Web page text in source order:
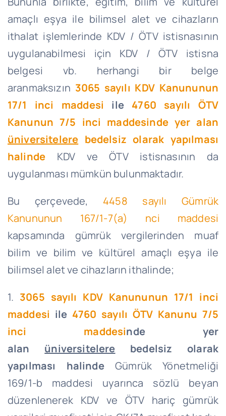
amaçlı eşya ile bilimsel alet ve cihazların
ithalat işlemlerinde KDV / ÖTV istisnasının
uygulanabilmesi için KDV / ÖTV istisna
belgesi vb. herhangi bir belge
aranmaksızın 3065 sayılı KDV Kanununun
17/1 inci maddesi ile4760 sayılı ÖTV
Kanunun 7/5 inci maddesinde yer alan
üniversitelere bedelsiz olarak yapılması
halinde KDV ve ÖTV istisnasının da
uygulanması mümkün bulunmaktadır.
Bu çerçevede, 4458 sayılı Gümrük
Kanununun 167/1-7(a) nci maddesi
kapsamında gümrük vergilerinden muaf
bilim ve bilim ve kültürel amaçlı eşya ile
bilimsel alet ve cihazların ithalinde;
1. 3065 sayılı KDV Kanununun 17/1 inci
maddesi ile 4760 sayılı ÖTV Kanunu 7/5
inci maddesinde yer
alan üniversitelere bedelsiz olarak
yapılması halindeGümrük Yönetmeliği
169/1-b maddesi uyarınca sözlü beyan
düzenlenerek KDV ve ÖTV hariç gümrük